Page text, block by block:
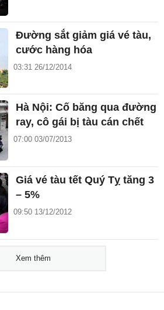
Đường sắt giảm giá vé tàu,
cước hàng hóa
03:31 26/12/2014
Hà Nội: Cố băng qua đường
ray, cô gái bị tàu cán chết
07:00 03/07/2013
Giá vé tàu tết Quý Tỵ tăng 3
– 5%
09:50 13/12/2012
Xem thêm